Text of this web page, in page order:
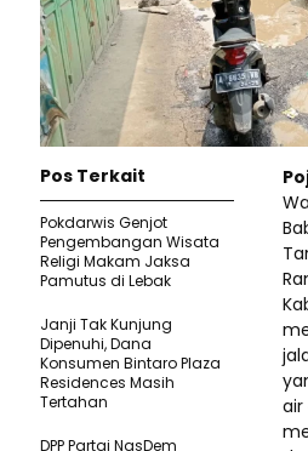
air
Pos Terkait
Pokdarwis Genjot
Pengembangan Wisata
Religi Makam Jaksa
Pamutus di Lebak
Janji Tak Kunjung
Dipenuhi, Dana
Konsumen Bintaro Plaza
Residences Masih
Tertahan
DPP Partai NasDem